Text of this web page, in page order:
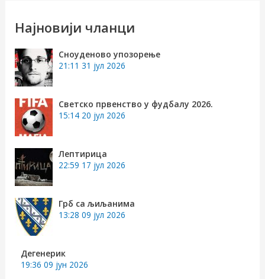
р
г
а
з
:
Најновији чланци
Сноуденово упозорење
21:11 31 јул 2026
Светско првенство у фудбалу 2026.
15:14 20 јул 2026
Лептирица
22:59 17 јул 2026
Грб са љиљанима
13:28 09 јул 2026
Дегенерик
19:36 09 јун 2026